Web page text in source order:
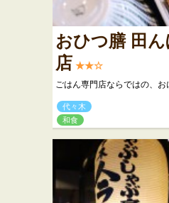
おひつ膳 田
店 ★★☆
ごはん専門店ならではの、
代々木
和食